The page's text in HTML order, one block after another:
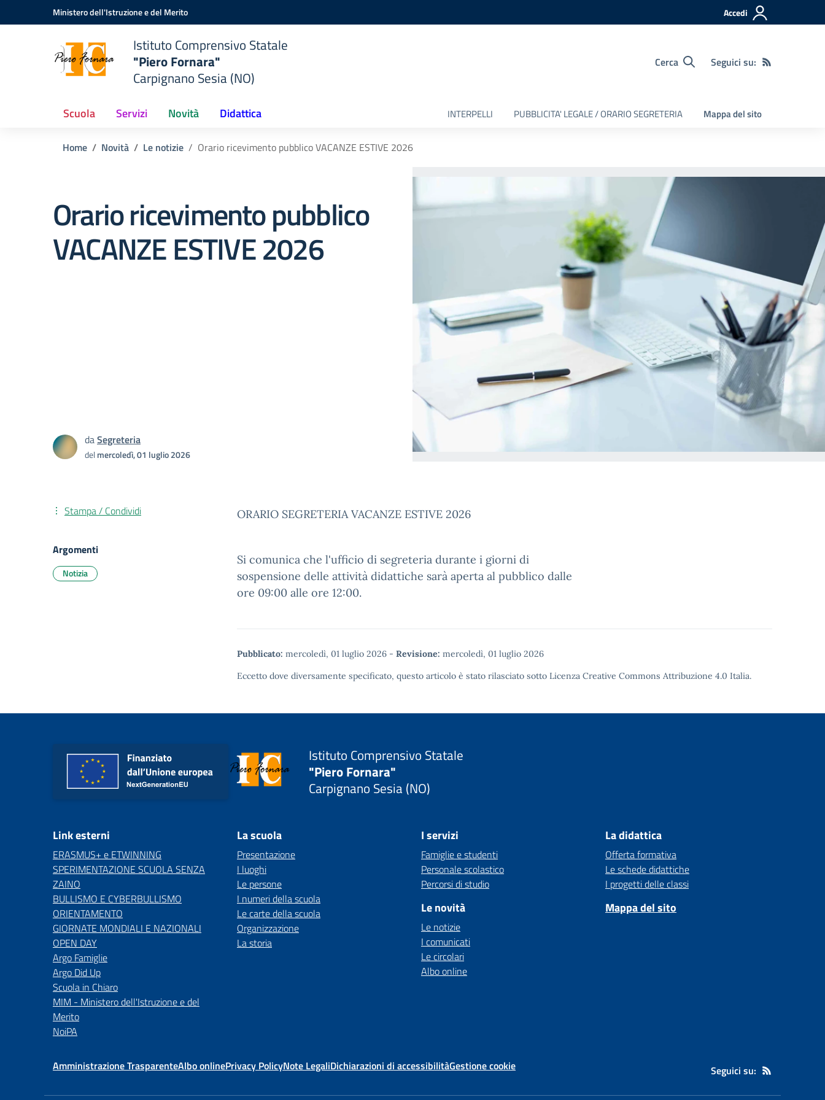
Vai ai contenuti
Vai al menu di navigazioneMinistero dell'Istruzione e del Merito Accedi
Istituto Comprensivo Statale
"Piero Fornara"
Carpignano Sesia (NO)
Cerca Seguici su:
Scuola Servizi Novità Didattica INTERPELLI PUBBLICITA' LEGALE / ORARIO SEGRETERIA Mappa del sito
Home Novità Le notizie Orario ricevimento pubblico VACANZE ESTIVE 2026
Orario ricevimento pubblico
VACANZE ESTIVE 2026
daSegreteria
delmercoledì, 01 luglio 2026
ORARIO SEGRETERIA VACANZE ESTIVE 2026
Si comunica che l'ufficio di segreteria durante i giorni di
sospensione delle attività didattiche sarà aperta al pubblico dalle
ore 09:00 alle ore 12:00.
Pubblicato: mercoledì, 01 luglio 2026 - Revisione: mercoledì, 01 luglio 2026
Eccetto dove diversamente specificato, questo articolo è stato rilasciato sotto Licenza Creative Commons Attribuzione 4.0 Italia.
Stampa / Condividi
Argomenti
Notizia
Istituto Comprensivo Statale
"Piero Fornara"
Carpignano Sesia (NO)
Link esterni
ERASMUS+ e ETWINNING
SPERIMENTAZIONE SCUOLA SENZA
ZAINO
BULLISMO E CYBERBULLISMO
ORIENTAMENTO
GIORNATE MONDIALI E NAZIONALI
OPEN DAY
Argo Famiglie
Argo Did Up
Scuola in Chiaro
MIM - Ministero dell'Istruzione e del
Merito
NoiPA
La scuola
Presentazione
I luoghi
Le persone
I numeri della scuola
Le carte della scuola
Organizzazione
La storia
I servizi
Famiglie e studenti
Personale scolastico
Percorsi di studio
Le novità
Le notizie
I comunicati
Le circolari
Albo online
La didattica
Offerta formativa
Le schede didattiche
I progetti delle classi
Mappa del sito
Amministrazione TrasparenteAlbo onlinePrivacy PolicyNote LegaliDichiarazioni di accessibilitàGestione cookie Seguici su: